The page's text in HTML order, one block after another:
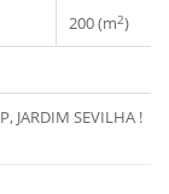
200 (m2)
JARDIM SEVILHA !